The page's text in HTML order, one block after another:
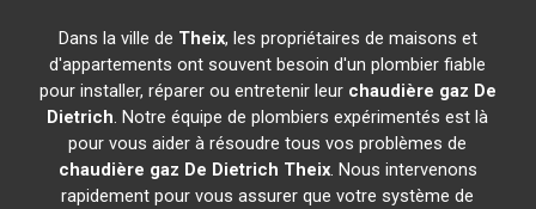
Dans la ville de Theix, les propriétaires de maisons et
d'appartements ont souvent besoin d'un plombier fiable
pour installer, réparer ou entretenir leur chaudière gaz De
Dietrich. Notre équipe de plombiers expérimentés est là
pour vous aider à résoudre tous vos problèmes de
chaudière gaz De Dietrich Theix. Nous intervenons
rapidement pour vous assurer que votre système de